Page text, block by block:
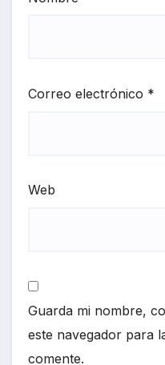
Correo electrónico *
Web
Guarda mi nombre,
este navegador para
comente.